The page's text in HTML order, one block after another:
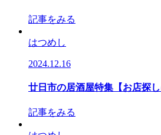
記事をみる
はつめし
2024.12.16
廿日市の居酒屋特集【お店探し
記事をみる